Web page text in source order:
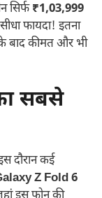
सिर्फ₹1,03,999
फायदा! इतना
बाद कीमत और भी
सबसे
दौरान कई
Z Fold 6